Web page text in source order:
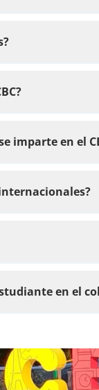
imparte en el
en el